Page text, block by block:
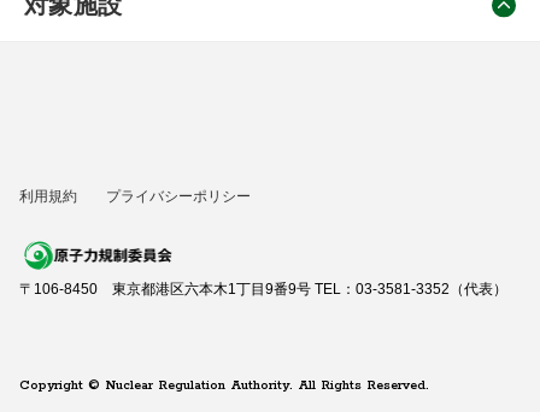
利用規約 プライバシーポリシー
〒106-8450 東京都港区六本木1丁目9番9号 TEL：03-3581-3352（代表）
Copyright © Nuclear Regulation Authority. All Rights Reserved.